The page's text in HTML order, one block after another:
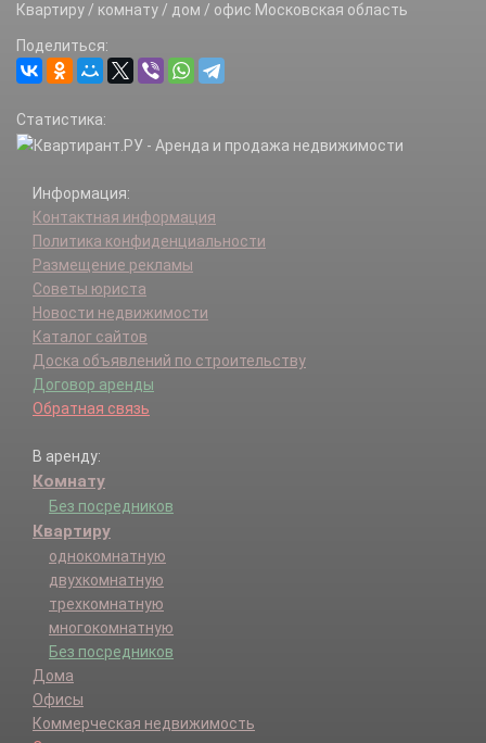
Квартиру / комнату / дом / офис Московская область
Поделиться:
Статистика:
Информация:
Контактная информация
Политика конфиденциальности
Размещение рекламы
Советы юриста
Новости недвижимости
Каталог сайтов
Доска объявлений по строительству
Договор аренды
Обратная связь
В аренду:
Комнату
Без посредников
Квартиру
однокомнатную
двухкомнатную
трехкомнатную
многокомнатную
Без посредников
Дома
Офисы
Коммерческая недвижимость